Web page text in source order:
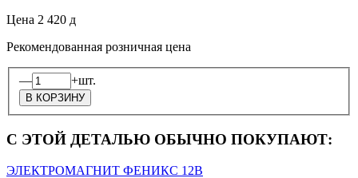
Цена 2 420 д
Рекомендованная розничная цена
— +шт.
С ЭТОЙ ДЕТАЛЬЮ ОБЫЧНО ПОКУПАЮТ:
ЭЛЕКТРОМАГНИТ ФЕНИКС 12В